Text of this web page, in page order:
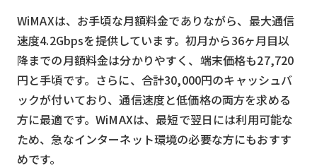
WiMAXは、お手頃な月額料金でありながら、最大通信
速度4.2Gbpsを提供しています。初月から36ヶ月目以
降までの月額料金は分かりやすく、端末価格も27,720
円と手頃です。さらに、合計30,000円のキャッシュバ
ックが付いており、通信速度と低価格の両方を求める
方に最適です。WiMAXは、最短で翌日には利用可能な
ため、急なインターネット環境の必要な方にもおすす
めです。